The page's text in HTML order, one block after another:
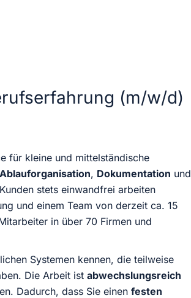
(m/w/d)
für kleine und mittelständische
Ablauforganisation, Dokumentation und
stets einwandfrei arbeiten
und einem Team von derzeit ca. 15
in über 70 Firmen und
Systemen kennen, die teilweise
Die Arbeit ist abwechslungsreich
Dadurch, dass Sie einen festen